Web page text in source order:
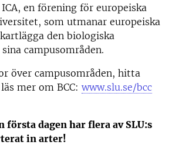
en förening för europeiska
som utmanar europeiska
den biologiska
campusområden.
över campusområden, hitta
mer om BCC: www.slu.se/bcc
första dagen har flera av SLU:s
in arter!